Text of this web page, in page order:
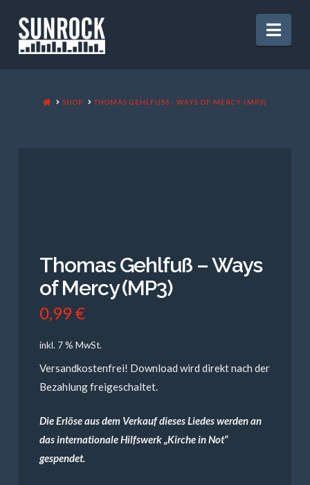
HOME
SHOP THOMAS GEHLFUSS - WAYS OF MERCY (MP3)
Thomas Gehlfuß – Ways
of Mercy (MP3)
0,99€
inkl. 7 % MwSt.
Versandkostenfrei! Download wird direkt nach der
Bezahlung freigeschaltet.
Die Erlöse aus dem Verkauf dieses Liedes werden an
das internationale Hilfswerk „Kirche in Not“
gespendet.